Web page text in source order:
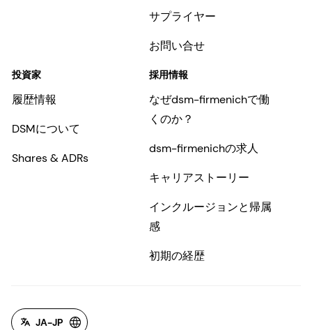
サプライヤー
お問い合せ
投資家
履歴情報
DSMについて
Shares & ADRs
採用情報
なぜdsm-firmenichで働
くのか？
dsm-firmenichの求人
キャリアストーリー
インクルージョンと帰属
感
初期の経歴
JA-JP